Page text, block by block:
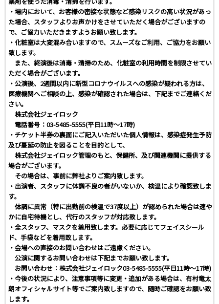
・場内において、お客様の密接な状態など感染リスクの高い状況があっ
た場合、スタッフよりお声かけをさせていただく場合がございますの
で、ご協力いただきますようお願い致します。
・化粧室は大変混み合いますので、スムーズなご利用、ご協力をお願い
致します。
また、終演後は消毒・清掃のため、化粧室の利用時間を制限させてい
ただく場合がございます。
・公演後、2週間以内に新型コロナウイルスへの感染が疑われる方は、
医療機関へご相談の上、感染が確認された場合は、下記までご連絡くだ
さい。
株式会社ジェイロック
電話番号：03-5485-5555(平日11時～17時)
・チケット半券の裏面にご記入いただいた個人情報は、感染症発生予防
及び蔓延の防止を図ることを目的として、
株式会社ジェイロック管理のもと、保健所、及び関連機関に提供する
場合がございます。
その場合は、事前に弊社よりご案内致します。
・出演者、スタッフに体調不良の者がいないか、検温により確認致しま
す。
体調に異常（特に出勤前の検温で37度以上）が認められた場合は速や
かに自宅待機とし、代行のスタッフが対応致します。
・全スタッフ、マスクを着用致します。必要に応じてフェイスシール
ド、手袋などを着用致します。
・会場への直接のお問い合わせはご遠慮ください。
公演に関するお問い合わせは下記までお願い致します。
お問い合わせ：株式会社ジェイロック03-5485-5555(平日11時～17時)
・今後の状況により、注意事項等に変更・追加がある場合は、有村竜太
朗オフィシャルサイト等でご案内致しますので、随時ご確認をお願い致
します。